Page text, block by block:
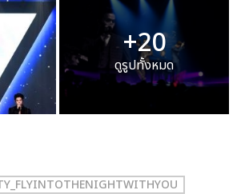
+20
ดูรูปทั้งหมด